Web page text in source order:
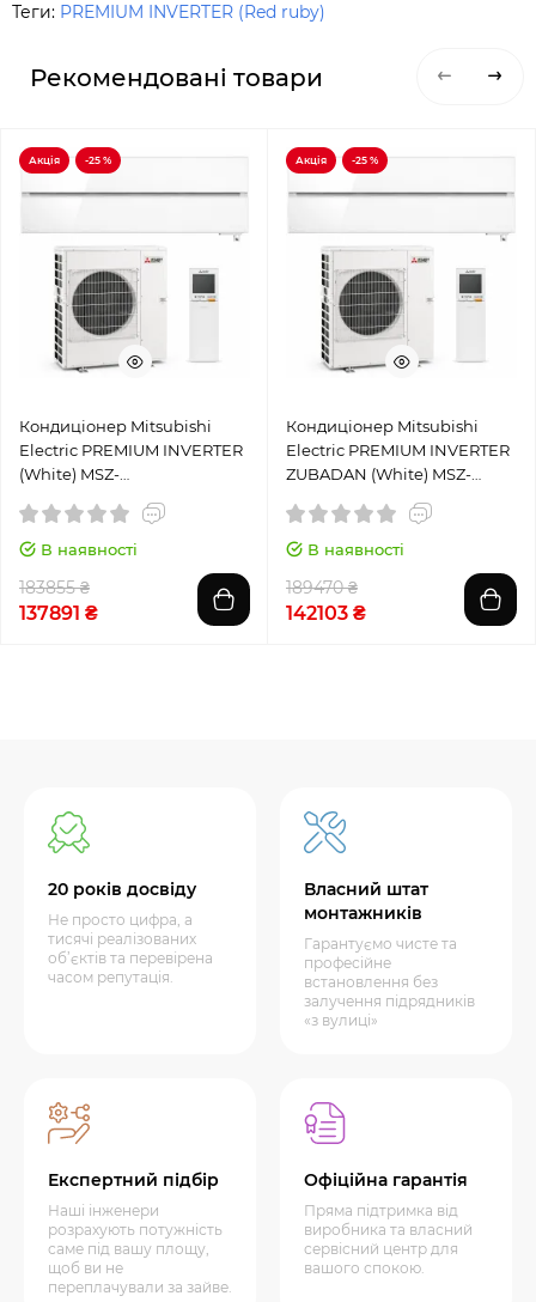
Теги: PREMIUM INVERTER (Red ruby)
Рекомендовані товари
Акція -25 %
Кондиціонер Mitsubishi
Electric PREMIUM INVERTER
(White) MSZ-
В наявності
183855 ₴
137891 ₴
Акція -25 %
Кондиціонер Mitsubishi
Electric PREMIUM INVERTER
ZUBADAN (White) MSZ-
В наявності
189470 ₴
142103 ₴
20 років досвіду
Не просто цифра, а
тисячі реалізованих
об’єктів та перевірена
часом репутація.
Власний штат
монтажників
Гарантуємо чисте та
професійне
встановлення без
залучення підрядників
«з вулиці»
Експертний підбір
Наші інженери
розрахують потужність
саме під вашу площу,
щоб ви не
переплачували за зайве.
Офіційна гарантія
Пряма підтримка від
виробника та власний
сервісний центр для
вашого спокою.